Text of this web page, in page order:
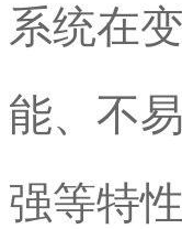
系统在
能、不
强等特